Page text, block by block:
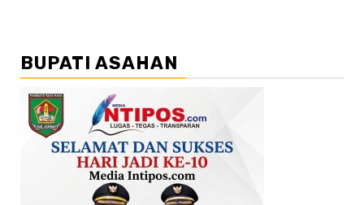
BUPATI ASAHAN